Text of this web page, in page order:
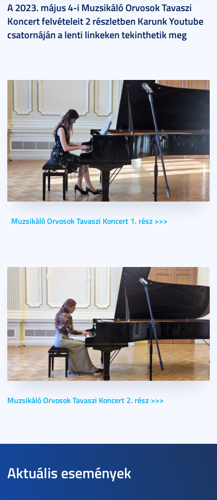
A 2023. május 4-i Muzsikáló Orvosok Tavaszi
Koncert felvételeit 2 részletben Karunk Youtube
csatornáján a lenti linkeken tekinthetik meg
Muzsikáló Orvosok Tavaszi Koncert 1. rész >>>
Muzsikáló Orvosok Tavaszi Koncert 2. rész >>>
Aktuális események